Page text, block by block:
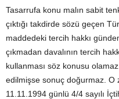
Tasarrufa konu malın sabit
çıktığı takdirde sözü geçen
maddedeki tercih hakkı
çıkmadan davalının tercih
kullanması söz konusu
edilmişse sonuç doğurmaz. O
11.11.1994 günlü 4/4 sayılı